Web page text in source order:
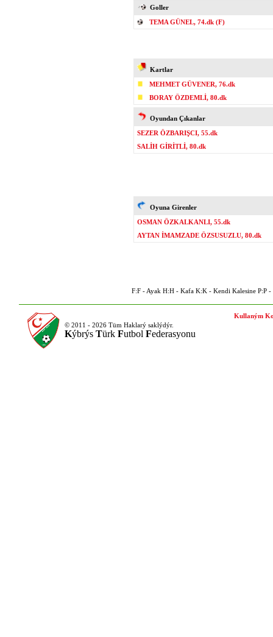
Goller
TEMA GÜNEL, 74.dk (F)
Kartlar
MEHMET GÜVENER, 76.dk
BORAY ÖZDEMLİ, 80.dk
Oyundan Çıkanlar
SEZER ÖZBARIŞCI, 55.dk
SALİH GİRİTLİ, 80.dk
Oyuna Girenler
OSMAN ÖZKALKANLI, 55.dk
AYTAN İMAMZADE ÖZSUSUZLU, 80.dk
F:F - Ayak H:H - Kafa K:K - Kendi Kalesine P:P -
© 2011 - 2026 Tüm Haklarý saklýdýr.
Kýbrýs Türk Futbol Federasyonu
Kullaným